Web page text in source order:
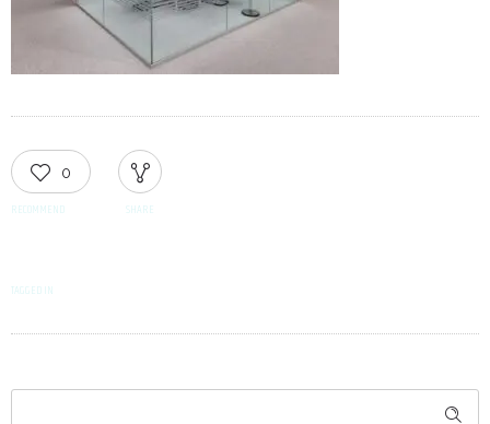
0
RECOMMEND SHARE
TAGGED IN